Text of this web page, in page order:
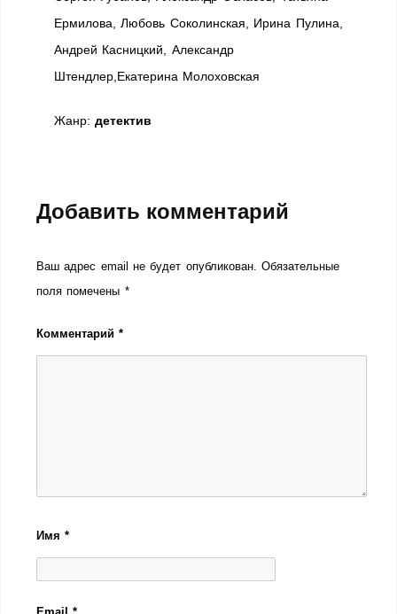
Ермилова, Любовь Соколинская, Ирина Пулина,
Андрей Касницкий, Александр
Штендлер,Екатерина Молоховская
Жанр:детектив
Добавить комментарий
Ваш адрес email не будет опубликован. Обязательные
поля помечены *
Комментарий*
Имя*